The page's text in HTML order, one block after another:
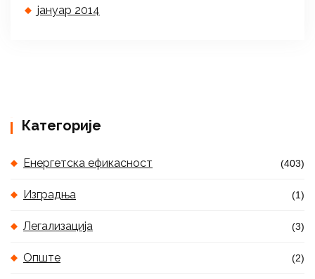
јануар 2014
Категорије
Енергетска ефикасност (403)
Изградња (1)
Легализација (3)
Опште (2)